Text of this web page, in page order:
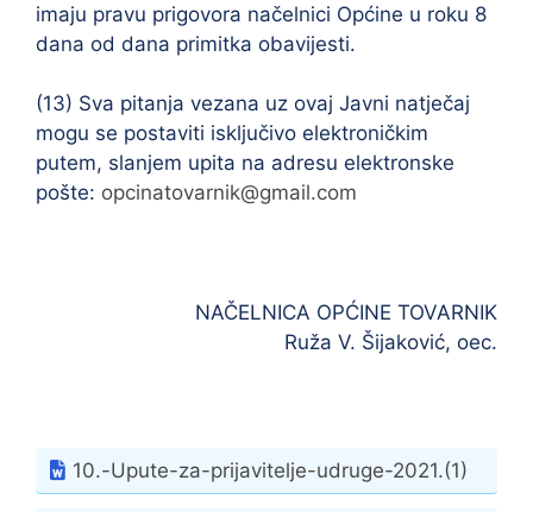
imaju pravu prigovora načelnici Općine u roku 8
dana od dana primitka obavijesti.
(13) Sva pitanja vezana uz ovaj Javni natječaj
mogu se postaviti isključivo elektroničkim
putem, slanjem upita na adresu elektronske
pošte: opcinatovarnik@gmail.com
NAČELNICA OPĆINE TOVARNIK
Ruža V. Šijaković, oec.
10.-Upute-za-prijavitelje-udruge-2021.(1)